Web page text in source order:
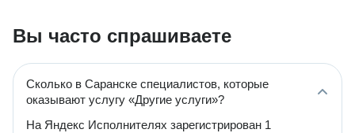
Вы часто спрашиваете
Сколько в Саранске специалистов, которые
оказывают услугу «Другие услуги»?
На Яндекс Исполнителях зарегистрирован 1